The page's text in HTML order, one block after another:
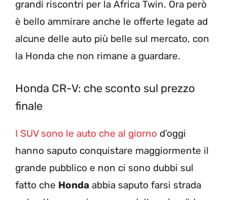
grandi riscontri per la Africa Twin. Ora però
è bello ammirare anche le offerte legate ad
alcune delle auto più belle sul mercato, con
la Honda che non rimane a guardare.
Honda CR-V: che sconto sul prezzo
finale
I SUV sono le auto che al giorno d’oggi
hanno saputo conquistare maggiormente il
grande pubblico e non ci sono dubbi sul
fatto che Honda abbia saputo farsi strada